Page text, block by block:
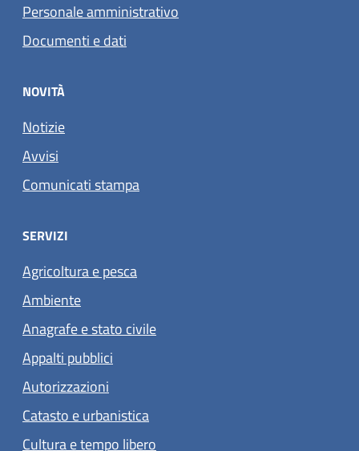
Personale amministrativo
Documenti e dati
NOVITÀ
Notizie
Avvisi
Comunicati stampa
SERVIZI
Agricoltura e pesca
Ambiente
Anagrafe e stato civile
Appalti pubblici
Autorizzazioni
Catasto e urbanistica
Cultura e tempo libero